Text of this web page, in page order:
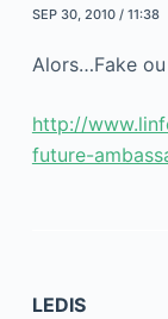
SEP 30, 2010 / 11:38
Alors…Fake
http://
future-
LEDIS